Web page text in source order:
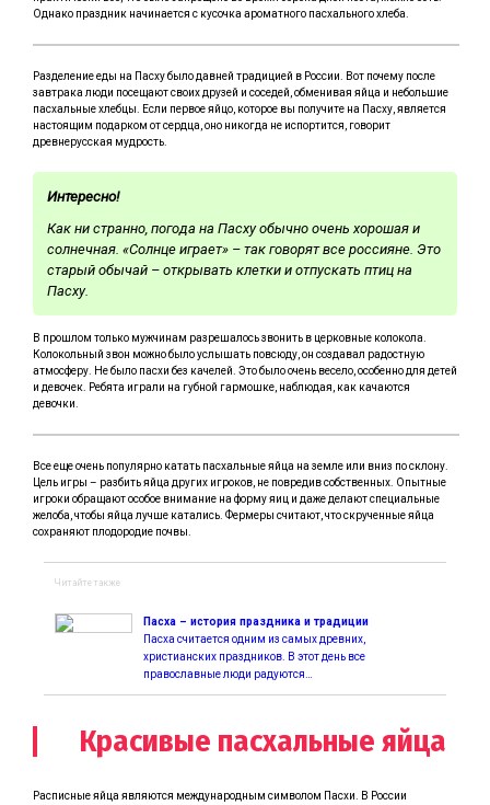
Однако праздник начинается с кусочка ароматного пасхального хлеба.
Разделение еды на Пасху было давней традицией в России. Вот почему после
завтрака люди посещают своих друзей и соседей, обменивая яйца и небольшие
пасхальные хлебцы. Если первое яйцо, которое вы получите на Пасху, является
настоящим подарком от сердца, оно никогда не испортится, говорит
древнерусская мудрость.
Интересно!
Как ни странно, погода на Пасху обычно очень хорошая и
солнечная. «Солнце играет» – так говорят все россияне. Это
старый обычай – открывать клетки и отпускать птиц на
Пасху.
В прошлом только мужчинам разрешалось звонить в церковные колокола.
Колокольный звон можно было услышать повсюду, он создавал радостную
атмосферу. Не было пасхи без качелей. Это было очень весело, особенно для детей
и девочек. Ребята играли на губной гармошке, наблюдая, как качаются
девочки.
Все еще очень популярно катать пасхальные яйца на земле или вниз по склону.
Цель игры – разбить яйца других игроков, не повредив собственных. Опытные
игроки обращают особое внимание на форму яиц и даже делают специальные
желоба, чтобы яйца лучше катались. Фермеры считают, что скрученные яйца
сохраняют плодородие почвы.
Читайте также
Пасха – история праздника и традиции
Пасха считается одним из самых древних,
христианских праздников. В этот день все
православные люди радуются…
Красивые пасхальные яйца
Расписные яйца являются международным символом Пасхи. В России